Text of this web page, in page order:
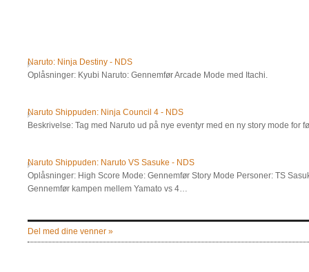
Naruto: Ninja Destiny - NDS
Oplåsninger: Kyubi Naruto: Gennemfør Arcade Mode med Itachi.
Naruto Shippuden: Ninja Council 4 - NDS
Beskrivelse: Tag med Naruto ud på nye eventyr med en ny story mode for
Naruto Shippuden: Naruto VS Sasuke - NDS
Oplåsninger: High Score Mode: Gennemfør Story Mode Personer: TS
Gennemfør kampen mellem Yamato vs 4…
Del med dine venner »